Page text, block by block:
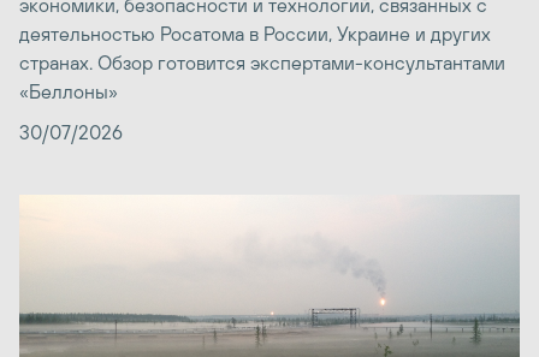
экономики, безопасности и технологий, связанных с
деятельностью Росатома в России, Украине и других
странах. Обзор готовится экспертами-консультантами
«Беллоны»
30/07/2026